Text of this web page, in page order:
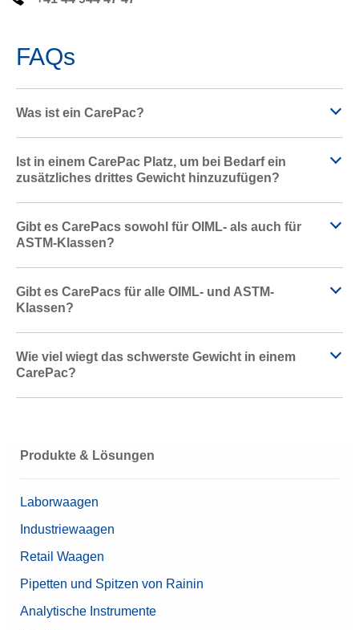
FAQs
Was ist ein CarePac?
Ist in einem CarePac Platz, um bei Bedarf ein
zusätzliches drittes Gewicht hinzuzufügen?
Gibt es CarePacs sowohl für OIML- als auch für
ASTM-Klassen?
Gibt es CarePacs für alle OIML- und ASTM-
Klassen?
Wie viel wiegt das schwerste Gewicht in einem
CarePac?
Produkte & Lösungen
Laborwaagen
Industriewaagen
Retail Waagen
Pipetten und Spitzen von Rainin
Analytische Instrumente